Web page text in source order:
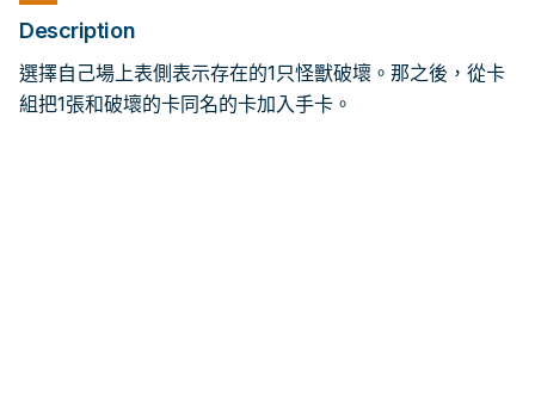
Description
選擇自己場上表側表示存在的1只怪獸破壞。那之後，從卡
組把1張和破壞的卡同名的卡加入手卡。